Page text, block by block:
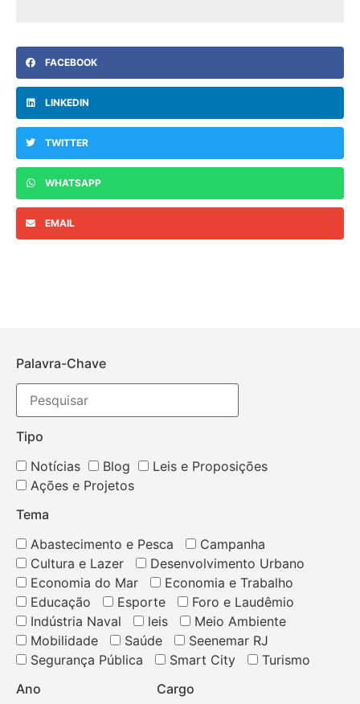
FACEBOOK
LINKEDIN
TWITTER
WHATSAPP
EMAIL
Palavra-Chave
Tipo
Notícias
Blog
Leis e Proposições
Ações e Projetos
Tema
Abastecimento e Pesca
Campanha
Cultura e Lazer
Desenvolvimento Urbano
Economia do Mar
Economia e Trabalho
Educação
Esporte
Foro e Laudêmio
Indústria Naval
leis
Meio Ambiente
Mobilidade
Saúde
Seenemar RJ
Segurança Pública
Smart City
Turismo
Ano
Cargo